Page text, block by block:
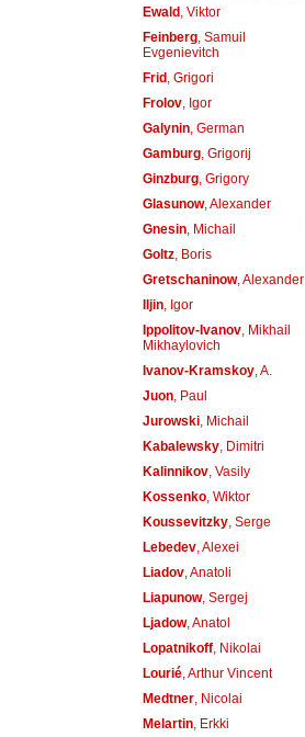
Ewald, Viktor
Feinberg, Samuil
Evgenievitch
Frid, Grigori
Frolov, Igor
Galynin, German
Gamburg, Grigorij
Ginzburg, Grigory
Glasunow, Alexander
Gnesin, Michail
Goltz, Boris
Gretschaninow, Alexander
Iljin, Igor
Ippolitov-Ivanov, Mikhail
Mikhaylovich
Ivanov-Kramskoy, A.
Juon, Paul
Jurowski, Michail
Kabalewsky, Dimitri
Kalinnikov, Vasily
Kossenko, Wiktor
Koussevitzky, Serge
Lebedev, Alexei
Liadov, Anatoli
Liapunow, Sergej
Ljadow, Anatol
Lopatnikoff, Nikolai
Lourié, Arthur Vincent
Medtner, Nicolai
Melartin, Erkki